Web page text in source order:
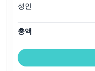
성인
총액